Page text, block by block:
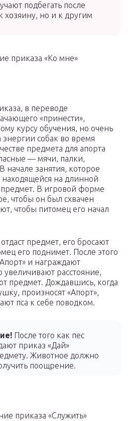
подбегать после
хозяину, но и к другим
приказа «Ко мне»
в переводе
«принести»,
курсу обучения, но очень
собак во время
предмета для апорта
— мячи, палки,
занятия, которое
находящейся на длинной
В игровой форме
чтобы он был схвачен
чтобы питомец его начал
предмет, его бросают
его поднимет. После этого
и награждают
расстояние,
предмет. Дождавшись, когда
произносят «Апорт»,
пса к себе поводком.
После того как пес
приказ «Дай»
Животное должно
поощрение.
приказа «Служить»